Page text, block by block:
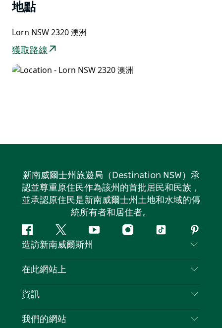
地點
Lorn NSW 2320 澳洲
獲取路線
新南威爾士州旅遊局（Destination NSW）承
認並尊重原住民作為該州的首批居民和民族，
並承認原住民是新南威爾士州土地和水域的傳
統所有者和居住者。
Facebook嘰
嘰
喳
Youtube Instagram
抖
造訪新南威爾斯州
聯絡我們
隱私
Cookie 通知
在此網站上
目的地
資訊
旅行資訊
我們的網站